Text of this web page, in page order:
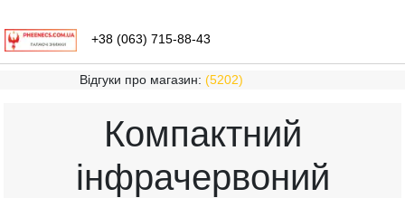
+38 (063) 715-88-43
Відгуки про магазин: (5202)
Компактний
інфрачервоний